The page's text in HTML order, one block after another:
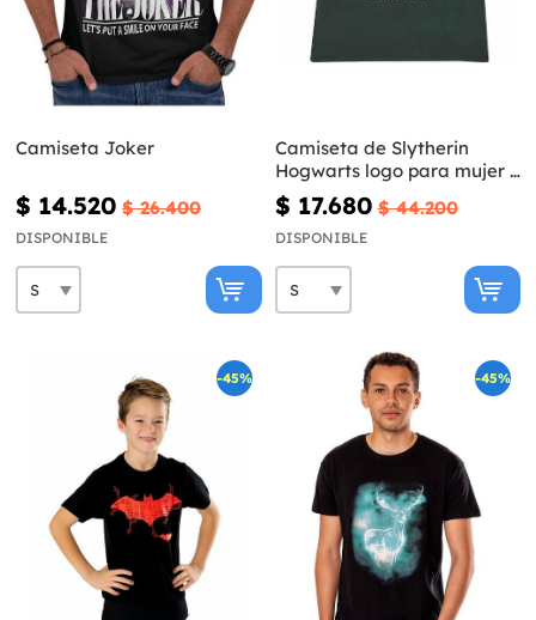
Camiseta Joker
$ 14.520 $ 26.400
DISPONIBLE
Camiseta de Slytherin
Hogwarts logo para mujer -
Harry Potter
$ 17.680 $ 44.200
DISPONIBLE
-45% -45%